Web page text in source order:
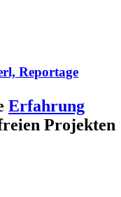
Reportage
Erfahrung
Projekten